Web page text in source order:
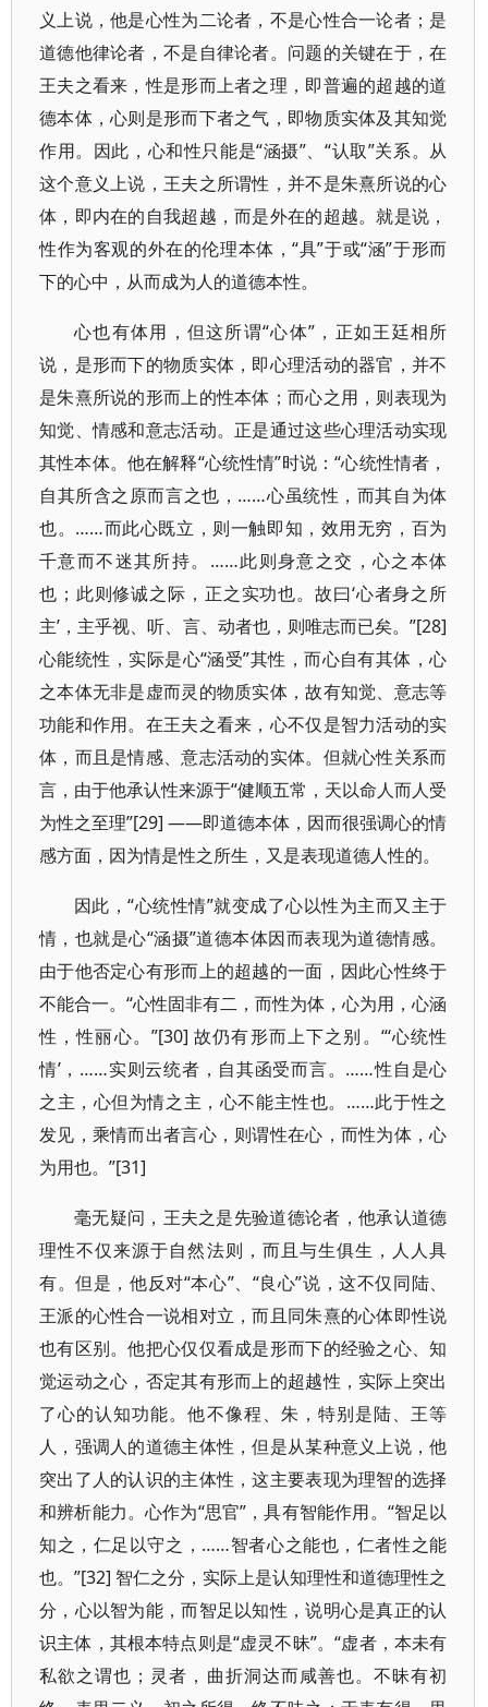
义上说，他是心性为二论者，不是心性合一论者；是
道德他律论者，不是自律论者。问题的关键在于，在
王夫之看来，性是形而上者之理，即普遍的超越的道
德本体，心则是形而下者之气，即物质实体及其知觉
作用。因此，心和性只能是“涵摄”、“认取”关系。从
这个意义上说，王夫之所谓性，并不是朱熹所说的心
体，即内在的自我超越，而是外在的超越。就是说，
性作为客观的外在的伦理本体，“具”于或“涵”于形而
下的心中，从而成为人的道德本性。
心也有体用，但这所谓“心体”，正如王廷相所
说，是形而下的物质实体，即心理活动的器官，并不
是朱熹所说的形而上的性本体；而心之用，则表现为
知觉、情感和意志活动。正是通过这些心理活动实现
其性本体。他在解释“心统性情”时说：“心统性情者，
自其所含之原而言之也，……心虽统性，而其自为体
也。……而此心既立，则一触即知，效用无穷，百为
千意而不迷其所持。……此则身意之交，心之本体
也；此则修诚之际，正之实功也。故曰‘心者身之所
主’，主乎视、听、言、动者也，则唯志而已矣。”[28]
心能统性，实际是心“涵受”其性，而心自有其体，心
之本体无非是虚而灵的物质实体，故有知觉、意志等
功能和作用。在王夫之看来，心不仅是智力活动的实
体，而且是情感、意志活动的实体。但就心性关系而
言，由于他承认性来源于“健顺五常，天以命人而人受
为性之至理”[29] ——即道德本体，因而很强调心的情
感方面，因为情是性之所生，又是表现道德人性的。
因此，“心统性情”就变成了心以性为主而又主于
情，也就是心“涵摄”道德本体因而表现为道德情感。
由于他否定心有形而上的超越的一面，因此心性终于
不能合一。“心性固非有二，而性为体，心为用，心涵
性，性丽心。”[30] 故仍有形而上下之别。“‘心统性
情’，……实则云统者，自其函受而言。……性自是心
之主，心但为情之主，心不能主性也。……此于性之
发见，乘情而出者言心，则谓性在心，而性为体，心
为用也。”[31]
毫无疑问，王夫之是先验道德论者，他承认道德
理性不仅来源于自然法则，而且与生俱生，人人具
有。但是，他反对“本心”、“良心”说，这不仅同陆、
王派的心性合一说相对立，而且同朱熹的心体即性说
也有区别。他把心仅仅看成是形而下的经验之心、知
觉运动之心，否定其有形而上的超越性，实际上突出
了心的认知功能。他不像程、朱，特别是陆、王等
人，强调人的道德主体性，但是从某种意义上说，他
突出了人的认识的主体性，这主要表现为理智的选择
和辨析能力。心作为“思官”，具有智能作用。“智足以
知之，仁足以守之，……智者心之能也，仁者性之能
也。”[32] 智仁之分，实际上是认知理性和道德理性之
分，心以智为能，而智足以知性，说明心是真正的认
识主体，其根本特点则是“虚灵不昧”。“虚者，本未有
私欲之谓也；灵者，曲折洞达而咸善也。不昧有初